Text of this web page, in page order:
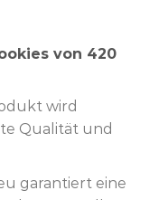
von 420
wird
Qualität und
garantiert eine